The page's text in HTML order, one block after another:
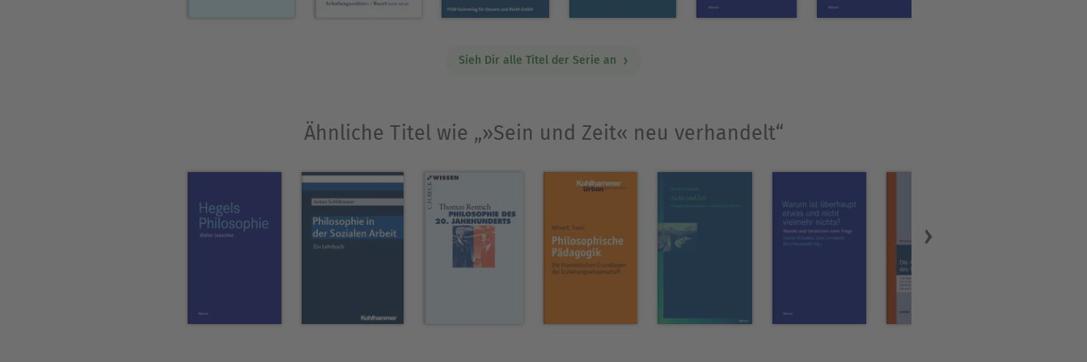
allem Herder und Kant), in der Phänomenologie, insbesondere Heidegger, und in der philosophischen
Idealismus. Untersuchungen zur Erkenntnistheorie des jungen Herder (1763–1778).
Ausblenden
Sieh Dir alle Titel der Serie an
Ähnliche Titel wie „»Sein und Zeit« neu verhandelt“